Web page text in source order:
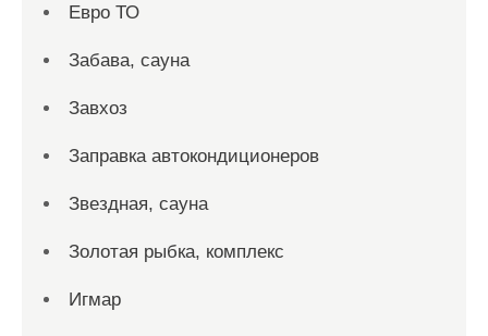
Евро ТО
Забава, сауна
Завхоз
Заправка автокондиционеров
Звездная, сауна
Золотая рыбка, комплекс
Игмар